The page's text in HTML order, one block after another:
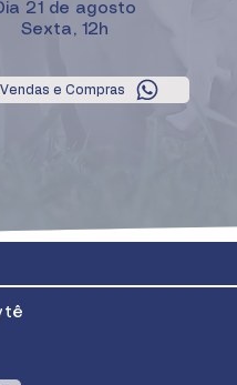
21 de agosto
Sexta, 12h
Vendas e Compras